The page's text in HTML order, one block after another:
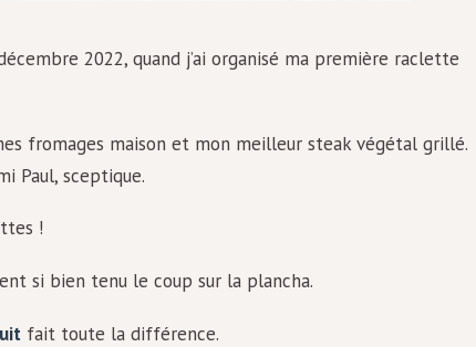
2022, quand j’ai organisé ma première raclette
fromages maison et mon meilleur steak végétal grillé.
Paul, sceptique.
!
si bien tenu le coup sur la plancha.
fait toute la différence.